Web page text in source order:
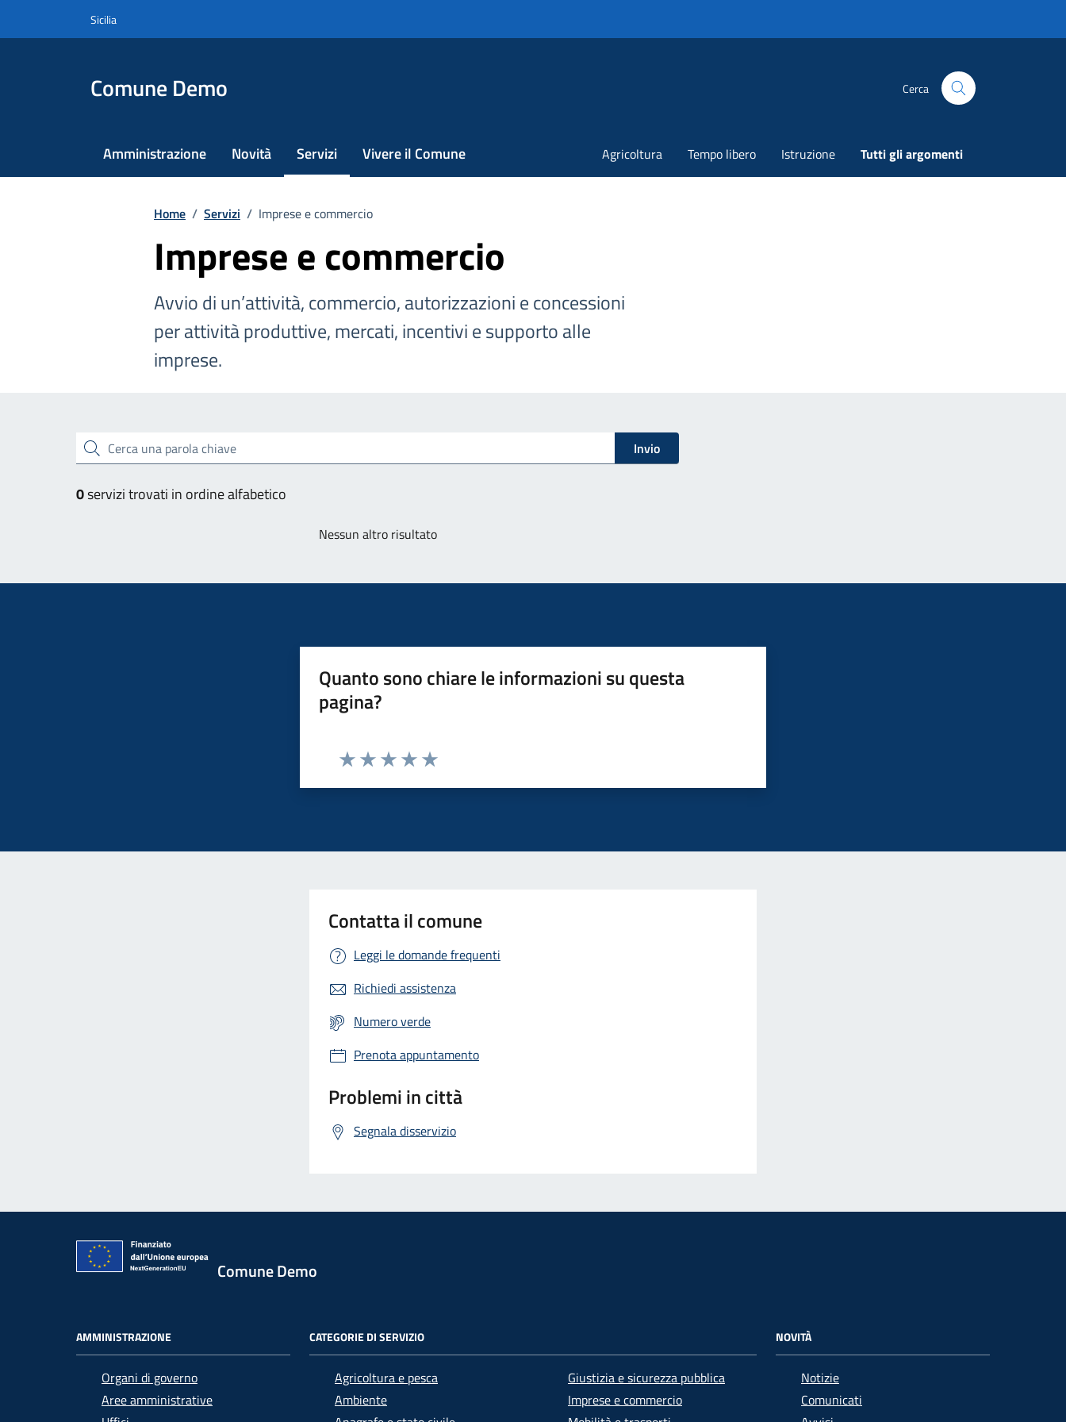
Sicilia
Comune Demo Cerca
Amministrazione Novità Servizi Vivere il Comune Agricoltura Tempo libero Istruzione Tutti gli argomenti
Home / Servizi / Imprese e commercio
Imprese e commercio
Avvio di un’attività, commercio, autorizzazioni e concessioni
per attività produttive, mercati, incentivi e supporto alle
imprese.
Cerca una parola chiave Invio
0servizi trovati in ordine alfabetico
Nessun altro risultato
Quanto sono chiare le informazioni su questa
pagina?
Contatta il comune
Leggi le domande frequenti
Richiedi assistenza
Numero verde
Prenota appuntamento
Problemi in città
Segnala disservizio
Comune Demo
AMMINISTRAZIONE
Organi di governo
Aree amministrative
CATEGORIE DI SERVIZIO
Agricoltura e pesca
Ambiente
Giustizia e sicurezza pubblica
Imprese e commercio
NOVITÀ
Notizie
Comunicati